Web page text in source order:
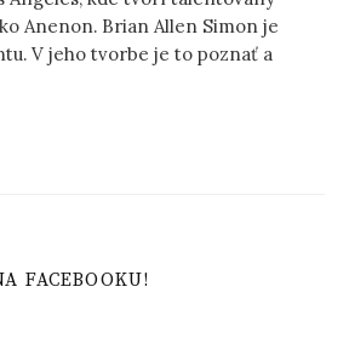
Anenon. Brian Allen Simon je
V jeho tvorbe je to poznať a
FACEBOOKU!